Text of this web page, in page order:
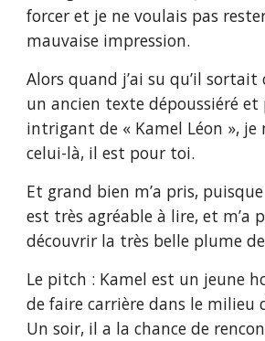
forcer et je ne voulais pas
mauvaise impression.
Alors quand j’ai su qu’il
un ancien texte dépoussiéré
intrigant de « Kamel Léon », je
celui-là, il est pour toi.
Et grand bien m’a pris,
est très agréable à lire, et m’a
découvrir la très belle plume
Le pitch : Kamel est un jeune
de faire carrière dans le milieu
Un soir, il a la chance de